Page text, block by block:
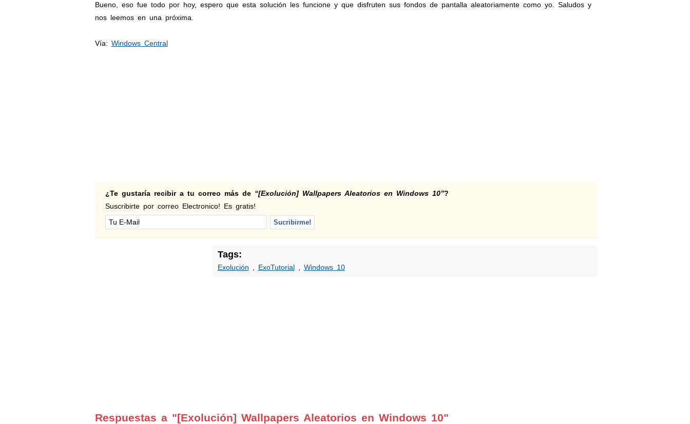
Bueno, eso fue todo por hoy, espero que esta solución les funcione y que disfruten sus fondos de pantalla aleatoriamente como yo. Saludos y
nos leemos en una próxima.
Vía: Windows Central
¿Te gustaría recibir a tu correo más de “[Exolución] Wallpapers Aleatorios en Windows 10”?
Suscribirte por correo Electronico! Es gratis!
Tags:
Exolución ExoTutorial, Windows 10
Respuestas a "[Exolución] Wallpapers Aleatorios en Windows 10"